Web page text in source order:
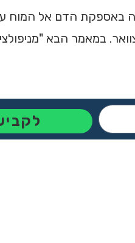
באספקת הדם אל המוח
במאמר הבא